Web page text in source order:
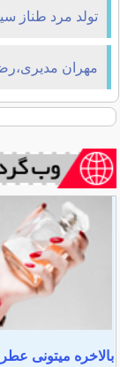
تولد مرد طناز
مهران
نوروز +عکس
بالاخره میتونی